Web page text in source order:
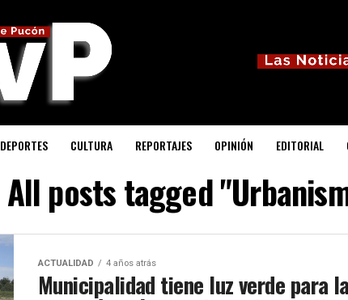
DEPORTES CULTURA REPORTAJES OPINIÓN EDITORIAL
All posts tagged
ACTUALIDAD 4 años atrás
Municipalidad tiene luz verde para